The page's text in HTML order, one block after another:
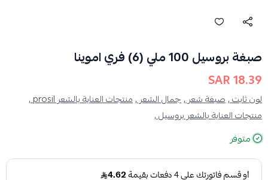
صبغة بروسيل 100 ملي (6) فري اموينا
18.39 SAR
لون ثابت ,صبغة شعر ,جمال الشعر ,منتجات العناية بالشعر prosil ,
منتجات العناية بالشعر بروسيل ,
متوفر